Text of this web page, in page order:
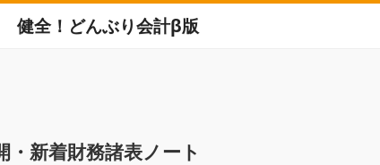
健全！どんぶり会計β版
・新着財務諸表ノート